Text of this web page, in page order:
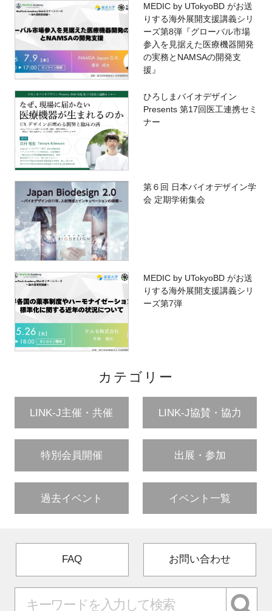
MEDIC by UTokyoBD がお送
りする海外展開支援講義シリ
ーズ第8弾『グローバル市場
参入を見据えた医療機器開発
の実務とNAMSAの開発支
援』
ひろしまバイオデザイン
Presents 第17回医工連携セミ
ナー
第６回 日本バイオデザイン学
会 定期学術集会
MEDIC by UTokyoBD がお送
りする海外展開支援講義シリ
ーズ第7弾
カテゴリー
LINK-J主催・共催 LINK-J協賛・協力
特別会員開催 出展・参加
過去イベント イベント一覧
FAQ お問い合わせ